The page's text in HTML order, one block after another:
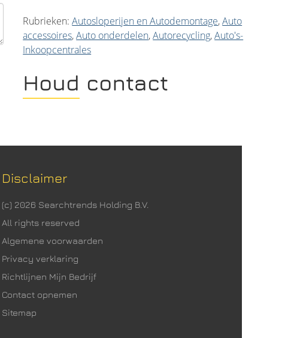
Rubrieken:Autosloperijen en Autodemontage,Auto
accessoires,Auto onderdelen,Autorecycling,Auto's-
Inkoopcentrales
Houd contact
Disclaimer
(c) 2026 Searchtrends Holding B.V.
All rights reserved
Algemene voorwaarden
Privacy verklaring
Richtlijnen Mijn Bedrijf
Contact opnemen
Sitemap